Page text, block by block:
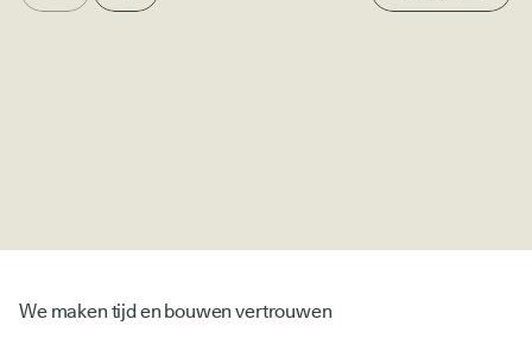
We maken tijd en bouwen vertrouwen